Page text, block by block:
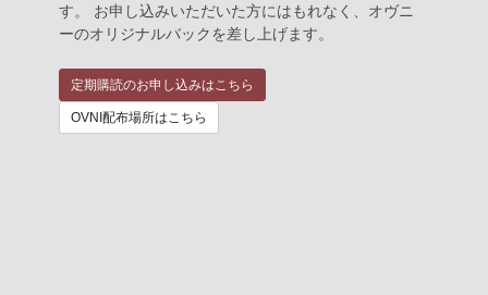
す。 お申し込みいただいた方にはもれなく、オヴニ
ーのオリジナルバックを差し上げます。
定期購読のお申し込みはこちら
OVNI配布場所はこちら